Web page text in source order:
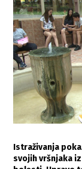
Istraživanja
svojih vršnjaka